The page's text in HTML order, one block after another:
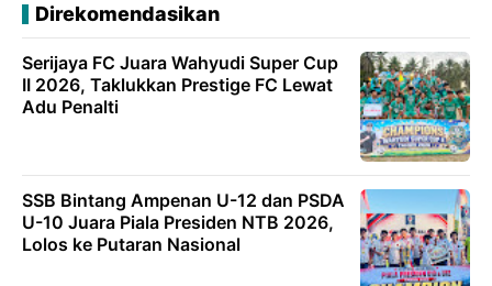
Direkomendasikan
Serijaya FC Juara Wahyudi Super Cup
II 2026, Taklukkan Prestige FC Lewat
Adu Penalti
SSB Bintang Ampenan U-12 dan PSDA
U-10 Juara Piala Presiden NTB 2026,
Lolos ke Putaran Nasional